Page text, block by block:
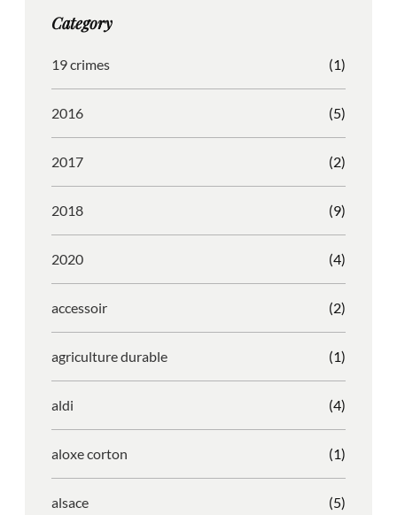
r
m
o
Category
19 crimes (1)
2016 (5)
2017 (2)
2018 (9)
2020 (4)
accessoir (2)
agriculture durable (1)
aldi (4)
aloxe corton (1)
alsace (5)